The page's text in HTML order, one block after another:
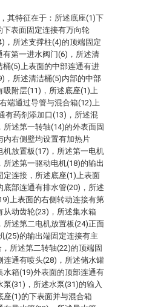
其特征在于：所述底座(1)下
表面固定连接有万向轮
，所述支撑柱(4)的顶端固定
第一进水阀门(6)，所述清
(5)上表面的中部连通有进
，所述清洁桶(5)内部的中部
吸附层(11)，所述底座(1)上
端通过导管与混合箱(12)上
有药剂添加口(13)，所述混
述第一转轴(14)的外表面固
内右侧壁均设置有加热片
放置板(17)，所述第一电机
述第一驱动电机(18)的输出
定连接，所述底座(1)上表面
部连通有排水管(20)，所述
上表面的右侧转动连接有第
从动齿轮(23)，所述集水箱
述第二电机放置板(24)正面
(25)的输出端固定连接有主
所述第二转轴(22)的顶端固
连通有喷头(28)，所述储水罐
箱(19)外表面的顶部连通有
(31)，所述水泵(31)的输入
座(1)的下表面并与混合箱